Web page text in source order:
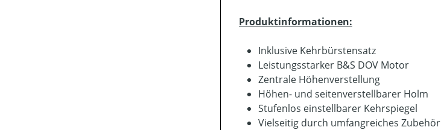
Produktinformationen:
Inklusive Kehrbürstensatz
Leistungsstarker B&S DOV Motor
Zentrale Höhenverstellung
Höhen- und seitenverstellbarer Holm
Stufenlos einstellbarer Kehrspiegel
Vielseitig durch umfangreiches Zubehör